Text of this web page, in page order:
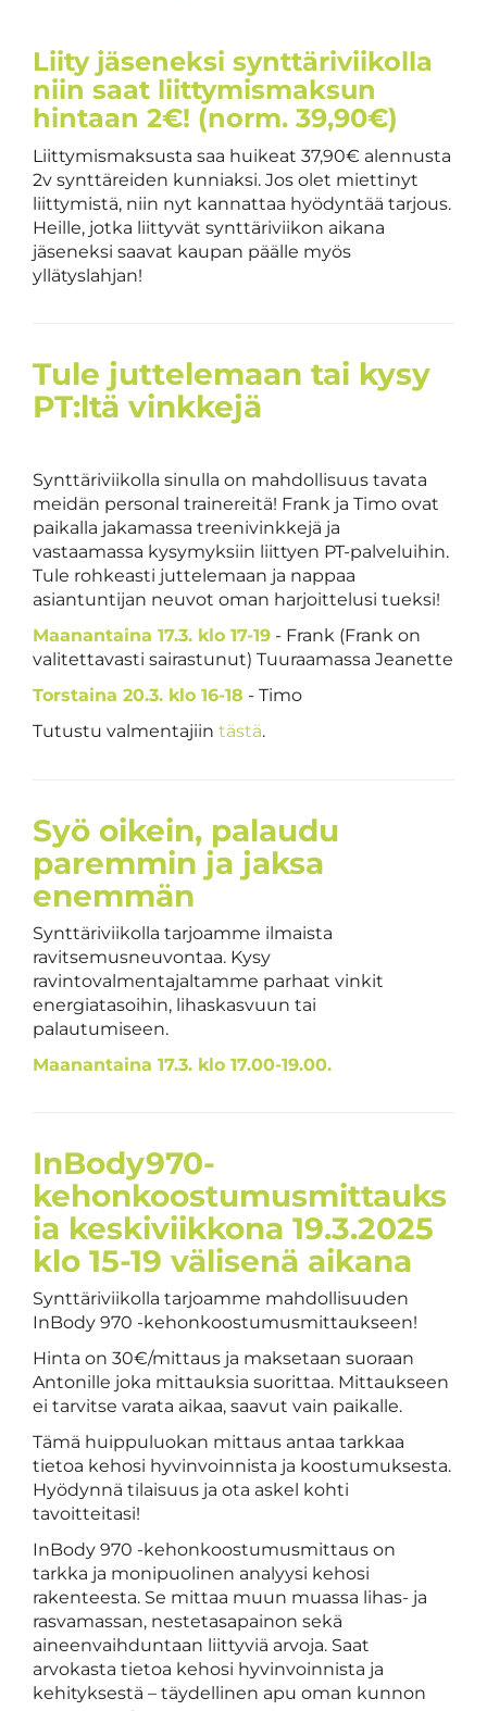
Liity jäseneksi synttäriviikolla
niin saat liittymismaksun
hintaan 2€! (norm. 39,90€)
Liittymismaksusta saa huikeat 37,90€ alennusta
2v synttäreiden kunniaksi. Jos olet miettinyt
liittymistä, niin nyt kannattaa hyödyntää tarjous.
Heille, jotka liittyvät synttäriviikon aikana
jäseneksi saavat kaupan päälle myös
yllätyslahjan!
Tule juttelemaan tai kysy
PT:ltä vinkkejä
Synttäriviikolla sinulla on mahdollisuus tavata
meidän personal trainereitä! Frank ja Timo ovat
paikalla jakamassa treenivinkkejä ja
vastaamassa kysymyksiin liittyen PT-palveluihin.
Tule rohkeasti juttelemaan ja nappaa
asiantuntijan neuvot oman harjoittelusi tueksi!
Maanantaina 17.3. klo 17-19 - Frank (Frank on
valitettavasti sairastunut) Tuuraamassa Jeanette
Torstaina 20.3. klo 16-18 - Timo
Tutustu valmentajiin tästä.
Syö oikein, palaudu
paremmin ja jaksa
enemmän
Synttäriviikolla tarjoamme ilmaista
ravitsemusneuvontaa. Kysy
ravintovalmentajaltamme parhaat vinkit
energiatasoihin, lihaskasvuun tai
palautumiseen.
Maanantaina 17.3. klo 17.00-19.00.
InBody970-
kehonkoostumusmittauks
ia keskiviikkona 19.3.2025
klo 15-19 välisenä aikana
Synttäriviikolla tarjoamme mahdollisuuden
InBody 970 -kehonkoostumusmittaukseen!
Hinta on 30€/mittaus ja maksetaan suoraan
Antonille joka mittauksia suorittaa. Mittaukseen
ei tarvitse varata aikaa, saavut vain paikalle.
Tämä huippuluokan mittaus antaa tarkkaa
tietoa kehosi hyvinvoinnista ja koostumuksesta.
Hyödynnä tilaisuus ja ota askel kohti
tavoitteitasi!
InBody 970 -kehonkoostumusmittaus on
tarkka ja monipuolinen analyysi kehosi
rakenteesta. Se mittaa muun muassa lihas- ja
rasvamassan, nestetasapainon sekä
aineenvaihduntaan liittyviä arvoja. Saat
arvokasta tietoa kehosi hyvinvoinnista ja
kehityksestä – täydellinen apu oman kunnon